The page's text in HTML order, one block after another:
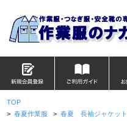
TOP
> 春夏作業服 > 春夏 長袖ジャケット